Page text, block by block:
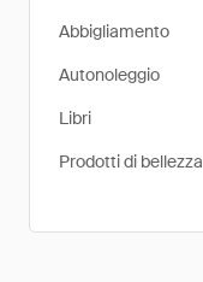
Abbigliamento
Autonoleggio
Libri
Prodotti di bellezza